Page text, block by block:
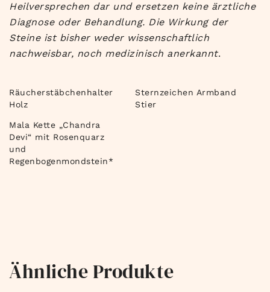
Heilversprechen dar und ersetzen keine ärztliche
Diagnose oder Behandlung. Die Wirkung der
Steine ist bisher weder wissenschaftlich
nachweisbar, noch medizinisch anerkannt.
Räucherstäbchenhalter
Holz
Sternzeichen Armband
Stier
Mala Kette „Chandra
Devi“ mit Rosenquarz
und
Regenbogenmondstein*
Ähnliche Produkte